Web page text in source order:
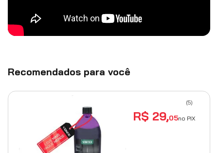
Recomendados para você
(5)
R$ 29,05no PIX